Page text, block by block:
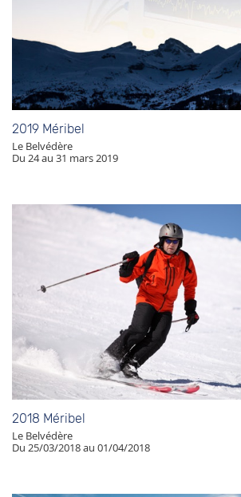
2019 Méribel
Le Belvédère
Du 24 au 31 mars 2019
2018 Méribel
Le Belvédère
Du 25/03/2018 au 01/04/2018